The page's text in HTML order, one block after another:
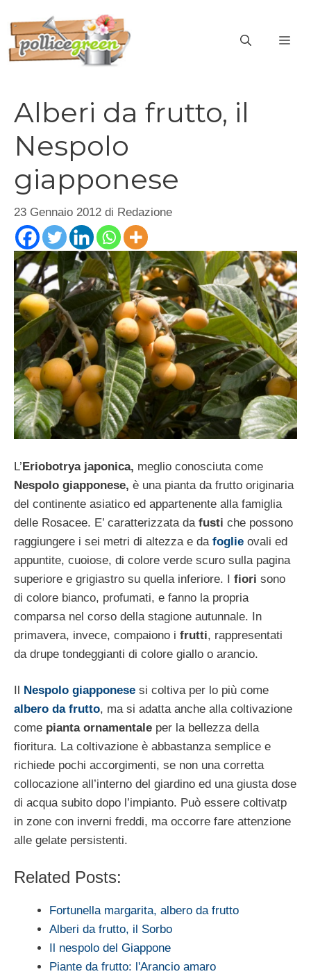
contenuto
Alberi da frutto, il
Nespolo
giapponese
23 Gennaio 2012 di Redazione
L’Eriobotrya japonica, meglio conosciuta come
Nespolo giapponese, è una pianta da frutto originaria
del continente asiatico ed appartenente alla famiglia
delle Rosacee. E’ caratterizzata da fusti che possono
raggiungere i sei metri di altezza e da foglie ovali ed
appuntite, cuoiose, di colore verde scuro sulla pagina
superiore e grigiastro su quella inferiore. I fiori sono
di colore bianco, profumati, e fanno la propria
comparsa nel corso della stagione autunnale. In
primavera, invece, compaiono i frutti, rappresentati
da drupe tondeggianti di colore giallo o arancio.
Nespolo giapponese si coltiva per lo più come
albero da frutto, ma si adatta anche alla coltivazione
come pianta ornamentale per la bellezza della
fioritura. La coltivazione è abbastanza semplice e
richiede pochi accorgimenti, se non una corretta
collocazione all’interno del giardino ed una giusta dose
di acqua subito dopo l’impianto. Può essere coltivatp
in zone con inverni freddi, ma occorre fare attenzione
alle gelate persistenti.
Related Posts:
Fortunella margarita, albero da frutto
Alberi da frutto, il Sorbo
Il nespolo del Giappone
Piante da frutto: l'Arancio amaro